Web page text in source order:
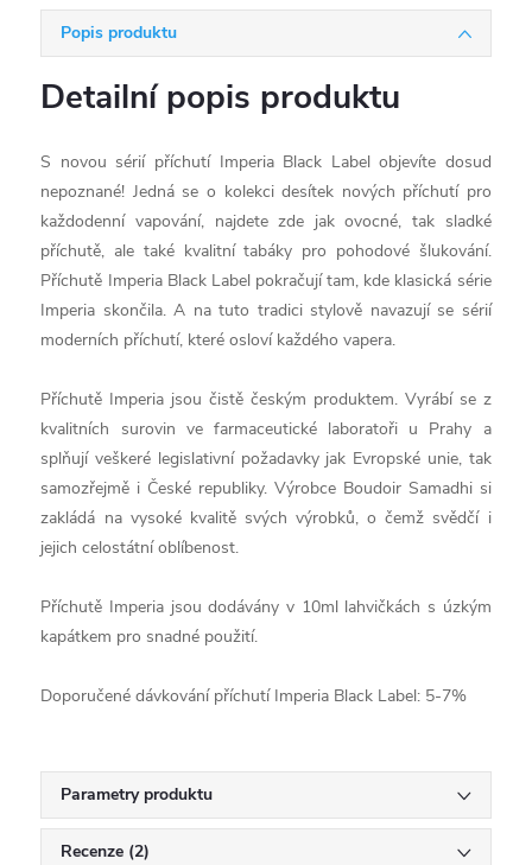
Popis produktu
Detailní popis produktu
S novou sérií příchutí Imperia Black Label objevíte dosud
nepoznané! Jedná se o kolekci desítek nových příchutí pro
každodenní vapování, najdete zde jak ovocné, tak sladké
příchutě, ale také kvalitní tabáky pro pohodové šlukování.
Příchutě Imperia Black Label pokračují tam, kde klasická série
Imperia skončila. A na tuto tradici stylově navazují se sérií
moderních příchutí, které osloví každého vapera.
Příchutě Imperia jsou čistě českým produktem. Vyrábí se z
kvalitních surovin ve farmaceutické laboratoři u Prahy a
splňují veškeré legislativní požadavky jak Evropské unie, tak
samozřejmě i České republiky. Výrobce Boudoir Samadhi si
zakládá na vysoké kvalitě svých výrobků, o čemž svědčí i
jejich celostátní oblíbenost.
Příchutě Imperia jsou dodávány v 10ml lahvičkách s úzkým
kapátkem pro snadné použití.
Doporučené dávkování příchutí Imperia Black Label: 5-7%
Parametry produktu
Recenze (2)